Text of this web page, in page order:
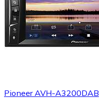
Pioneer AVH-A3200DAB